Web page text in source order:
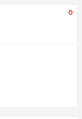
0